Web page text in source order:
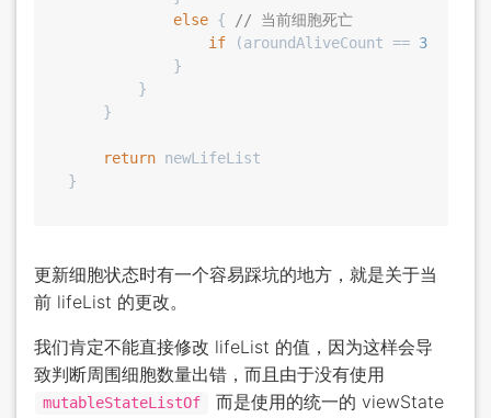
else {
// 当前细胞死亡
if (aroundAliveCount == 3
            }
        }
    }
return newLifeList
更新细胞状态时有一个容易踩坑的地方，就是关于当
前 lifeList 的更改。
我们肯定不能直接修改 lifeList 的值，因为这样会导
致判断周围细胞数量出错，而且由于没有使用
mutableStateListOf 而是使用的统一的 viewState